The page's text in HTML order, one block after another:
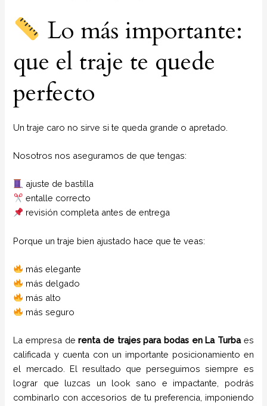
Lo más importante:
que el traje te quede
perfecto
Un traje caro no sirve si te queda grande o apretado.
Nosotros nos aseguramos de que tengas:
ajuste de bastilla
entalle correcto
revisión completa antes de entrega
Porque un traje bien ajustado hace que te veas:
más elegante
más delgado
más alto
más seguro
La empresa derenta de trajes para bodas enLa Turba es
calificada y cuenta con un importante posicionamiento en
el mercado. El resultado que perseguimos siempre es
lograr que luzcas un look sano e impactante, podrás
combinarlo con accesorios de tu preferencia, imponiendo